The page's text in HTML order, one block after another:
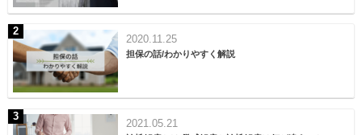
2020.11.25
担保の話/わかりやすく解説
2021.05.21